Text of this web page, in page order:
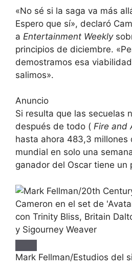
«No sé si la saga va más
Espero que sí», declaró
a Entertainment Weekly
principios de diciembre.
demostramos esa
salimos».
Anuncio
Si resulta que las secuelas
después de todo ( Fire and
hasta ahora 483,3 millones
mundial en solo una
ganador del Oscar tiene un
Mark Fellman/Estudios del